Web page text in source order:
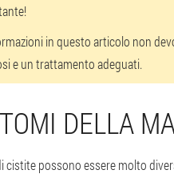
in questo articolo non
e un trattamento adeguati.
DELLA
cistite possono essere molto